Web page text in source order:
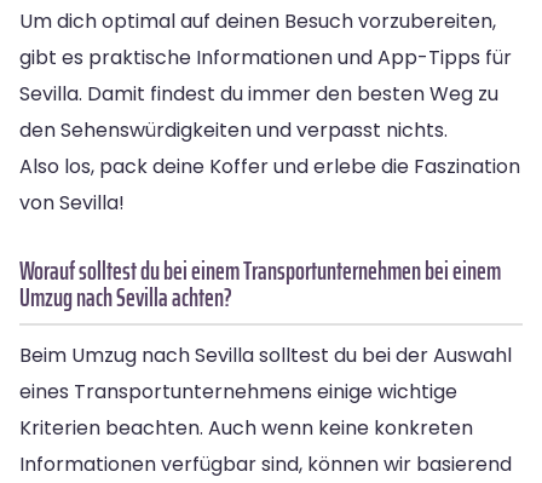
Um dich optimal auf deinen Besuch vorzubereiten,
gibt es praktische Informationen und App-Tipps für
Sevilla. Damit findest du immer den besten Weg zu
den Sehenswürdigkeiten und verpasst nichts.
Also los, pack deine Koffer und erlebe die Faszination
von Sevilla!
Worauf solltest du bei einem Transportunternehmen bei einem
Umzug nach Sevilla achten?
Beim Umzug nach Sevilla solltest du bei der Auswahl
eines Transportunternehmens einige wichtige
Kriterien beachten. Auch wenn keine konkreten
Informationen verfügbar sind, können wir basierend